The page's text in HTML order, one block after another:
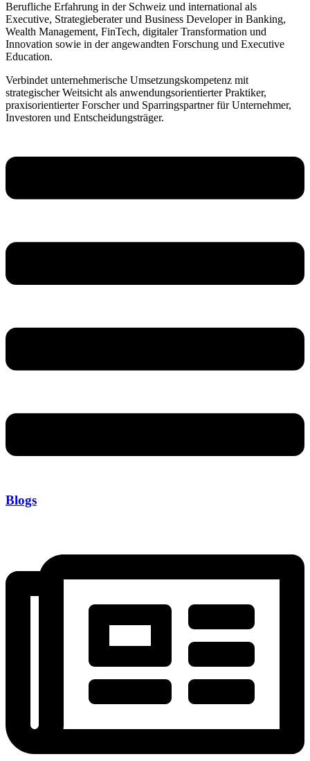
Berufliche Erfahrung in der Schweiz und international als
Executive, Strategieberater und Business Developer in Banking,
Wealth Management, FinTech, digitaler Transformation und
Innovation sowie in der angewandten Forschung und Executive
Education.
Verbindet unternehmerische Umsetzungskompetenz mit
strategischer Weitsicht als anwendungsorientierter Praktiker,
praxisorientierter Forscher und Sparringspartner für Unternehmer,
Investoren und Entscheidungsträger.
Blogs